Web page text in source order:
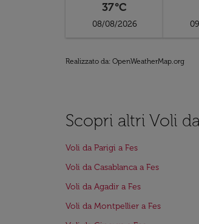
37°C
08/08/2026
Realizzato da: OpenWeatherMap.org
Scopri altri Voli
Voli da Parigi a Fes
Voli da Casablanca a Fes
Voli da Agadir a Fes
Voli da Montpellier a Fes